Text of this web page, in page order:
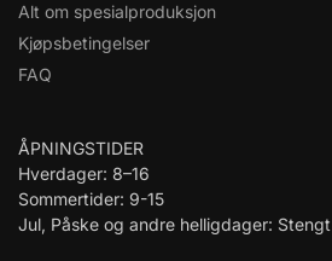
Alt om spesialproduksjon
Kjøpsbetingelser
FAQ
ÅPNINGSTIDER
Hverdager: 8–16
Sommertider: 9-15
Jul, Påske og andre helligdager: Stengt